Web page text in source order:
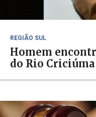
REGIÃO SUL
Homem
do Rio